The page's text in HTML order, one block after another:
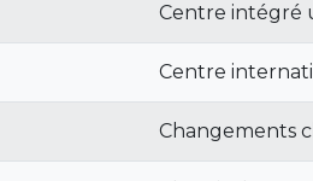
Centre intégré
Centre
Changements